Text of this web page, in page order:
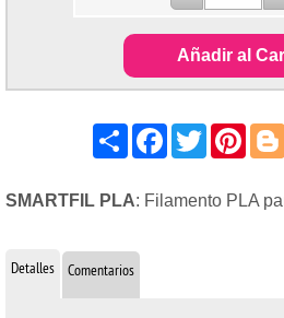
Añadir al
ShareFacebook
Twitter
SMARTFIL PLA: Filamento PLA
Detalles Comentarios